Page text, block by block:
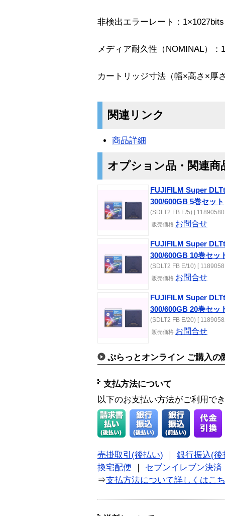
非検出エラーレート：
メディア耐久性（NOMINAL）：
カートリッジ寸法（幅×高さ×厚
関連リンク
商品詳細
オプション品・関連商
FUJIFILM Super
300/600GB 5巻セット
(SDLT2 FB E/5) [
販売価格 お問合せ
FUJIFILM Super
300/600GB 10巻セッ
(SDLT2 FB E/10) [
販売価格 お問合せ
FUJIFILM Super
300/600GB 20巻セッ
(SDLT2 FB E/20) [
販売価格 お問合せ
ぷらっとオンライン ご購入の
支払方法について
以下のお支払い方法がご利用で
売掛取引(後払い)
銀行振込(後
換宅配便
セブンイレブン決済
⇒支払方法について詳しくはこ